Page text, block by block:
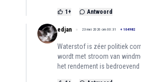
1 + Antwoord
edjan 23 mei 2026 om 00:31 + 104982
Waterstof is zéer politiek
wordt met stroom van
het rendement is bedroevend